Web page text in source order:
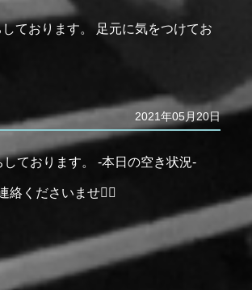
ております。 足元に気をつけてお
2021年05月20日
ております。 -本日の空き状況-
くださいませ🙇‍♂️